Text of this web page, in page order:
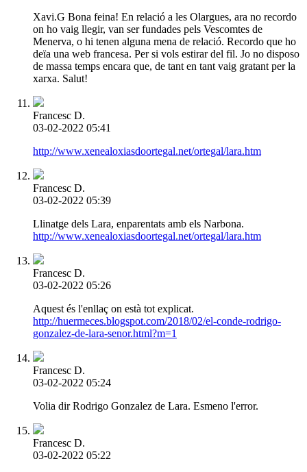
Xavi.G Bona feina! En relació a les Olargues, ara no recordo
on ho vaig llegir, van ser fundades pels Vescomtes de
Menerva, o hi tenen alguna mena de relació. Recordo que ho
deïa una web francesa. Per si vols estirar del fil. Jo no disposo
de massa temps encara que, de tant en tant vaig gratant per la
xarxa. Salut!
Francesc D.
03-02-2022 05:41
http://www.xenealoxiasdoortegal.net/ortegal/lara.htm
Francesc D.
03-02-2022 05:39
Llinatge dels Lara, enparentats amb els Narbona.
http://www.xenealoxiasdoortegal.net/ortegal/lara.htm
Francesc D.
03-02-2022 05:26
Aquest és l'enllaç on està tot explicat.
http://huermeces.blogspot.com/2018/02/el-conde-rodrigo-
gonzalez-de-lara-senor.html?m=1
Francesc D.
03-02-2022 05:24
Volia dir Rodrigo Gonzalez de Lara. Esmeno l'error.
Francesc D.
03-02-2022 05:22